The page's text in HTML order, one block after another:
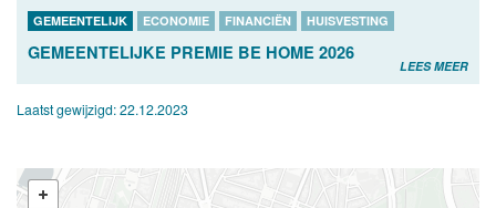
GEMEENTELIJK ECONOMIE FINANCIËN HUISVESTING
GEMEENTELIJKE PREMIE BE HOME 2026
LEES MEER
Laatst gewijzigd:22.12.2023